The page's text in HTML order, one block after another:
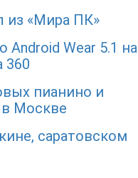
из «Мира ПК»
Android Wear 5.1 на
360
пианино и
в Москве
саратовском